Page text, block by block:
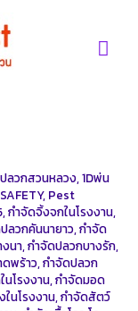
ลวกสวนหลวง,1Dพ่น
, Pest
,กำจัดจิ้งจกในโรงงาน,
ลวกคันนายาว,กำจัด
นา,กำจัดปลวกบางรัก,
พร้าว,กำจัดปลวก
นโรงงาน,กำจัดมอด
นโรงงาน,กำจัดสัตว์